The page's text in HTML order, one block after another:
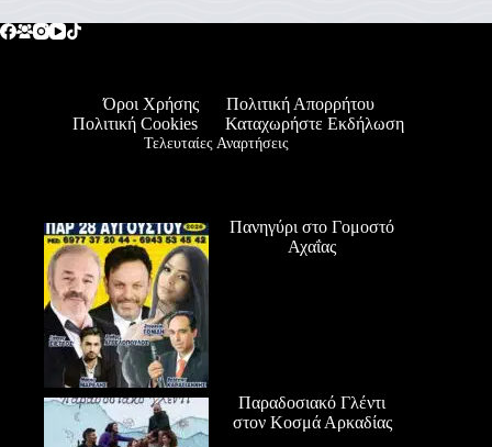
Όροι Χρήσης
Πολιτική Απορρήτου
Πολιτική Cookies
Καταχωρήστε Εκδήλωση
Τελευταίες Αναρτήσεις
Πανηγύρι στο Γομοστό
Αχαΐας
Παραδοσιακό Γλέντι
στον Κοσμά Αρκαδίας